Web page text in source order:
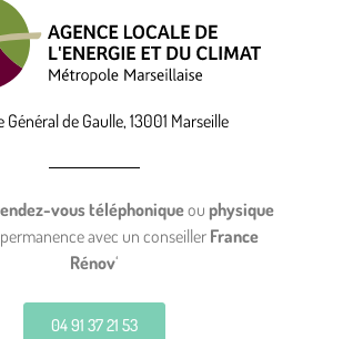
Général de Gaulle, 13001 Marseille
vous téléphoniqueou physique
avec un conseiller France
Rénov‘
04 91 37 21 53